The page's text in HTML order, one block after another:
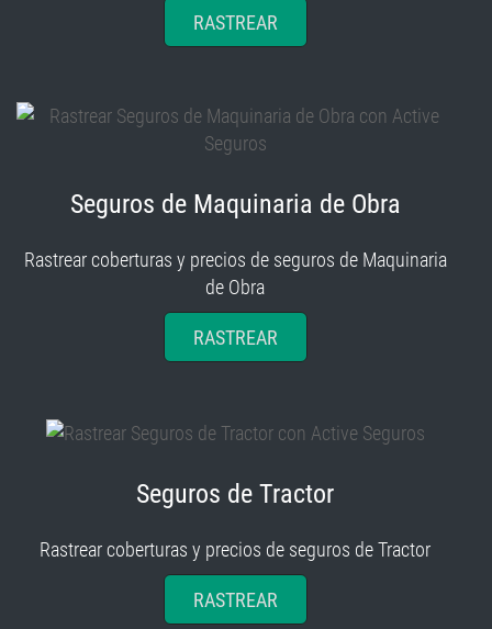
RASTREAR
Seguros de Maquinaria de Obra
Rastrear coberturas y precios de seguros de Maquinaria
de Obra
RASTREAR
Seguros de Tractor
Rastrear coberturas y precios de seguros de Tractor
RASTREAR